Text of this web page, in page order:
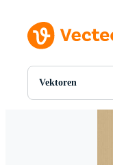
Vektoren
Alle Bilder